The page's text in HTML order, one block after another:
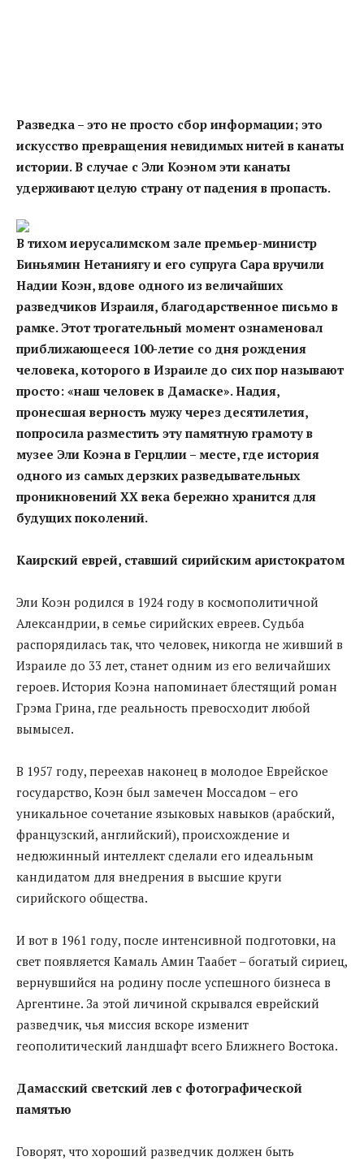
Разведка – это не просто сбор информации; это
искусство превращения невидимых нитей в канаты
истории. В случае с Эли Коэном эти канаты
удерживают целую страну от падения в пропасть.
В тихом иерусалимском зале премьер-министр
Биньямин Нетаниягу и его супруга Сара вручили
Надии Коэн, вдове одного из величайших
разведчиков Израиля, благодарственное письмо в
рамке. Этот трогательный момент ознаменовал
приближающееся 100-летие со дня рождения
человека, которого в Израиле до сих пор называют
просто: «наш человек в Дамаске». Надия,
пронесшая верность мужу через десятилетия,
попросила разместить эту памятную грамоту в
музее Эли Коэна в Герцлии – месте, где история
одного из самых дерзких разведывательных
проникновений XX века бережно хранится для
будущих поколений.
Каирский еврей, ставший сирийским аристократом
Эли Коэн родился в 1924 году в космополитичной
Александрии, в семье сирийских евреев. Судьба
распорядилась так, что человек, никогда не живший в
Израиле до 33 лет, станет одним из его величайших
героев. История Коэна напоминает блестящий роман
Грэма Грина, где реальность превосходит любой
вымысел.
В 1957 году, переехав наконец в молодое Еврейское
государство, Коэн был замечен Моссадом – его
уникальное сочетание языковых навыков (арабский,
французский, английский), происхождение и
недюжинный интеллект сделали его идеальным
кандидатом для внедрения в высшие круги
сирийского общества.
И вот в 1961 году, после интенсивной подготовки, на
свет появляется Камаль Амин Таабет – богатый сириец,
вернувшийся на родину после успешного бизнеса в
Аргентине. За этой личиной скрывался еврейский
разведчик, чья миссия вскоре изменит
геополитический ландшафт всего Ближнего Востока.
Дамасский светский лев с фотографической
памятью
Говорят, что хороший разведчик должен быть